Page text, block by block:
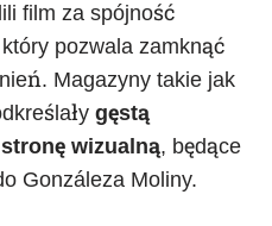
film za spójność
pozwala zamknąć
Magazyny takie jak
gęstą
wizualną, będące
Gonzáleza Moliny.